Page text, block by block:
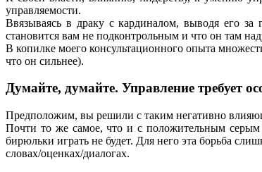
управляемости.
Ввязываясь в драку с кардиналом, выводя его за
становится вам не подконтрольным и что он там
В копилке моего консультационного опыта
что он сильнее).
Думайте, думайте. Управление требует
Предположим, вы решили с таким негативно
Почти то же самое, что и с положительным серым
бирюльки играть не будет. Для него эта борьба
словах/оценках/диалогах.